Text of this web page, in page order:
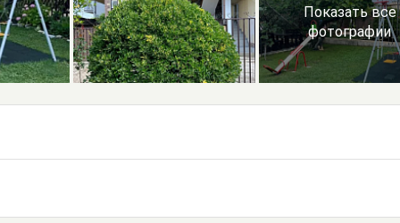
Показать все
фотографии